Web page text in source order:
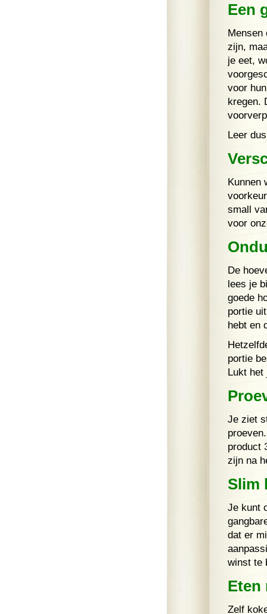
Een
Mensen
zijn,
je eet,
voor
kregen.
Leer
Kunnen
small
voor
De
lees je
goede
portie
hebt en
portie
Lukt het
Je ziet
product
zijn na
Slim
Je kunt
dat er
winst te
Eten
Zelf